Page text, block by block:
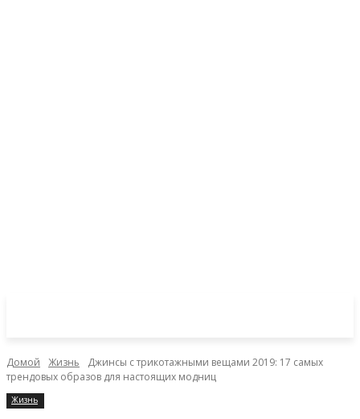
Домой Жизнь
Джинсы с трикотажными вещами 2019: 17 самых
трендовых образов для настоящих модниц
Жизнь